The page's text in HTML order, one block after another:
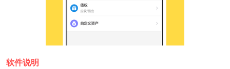
软件说明